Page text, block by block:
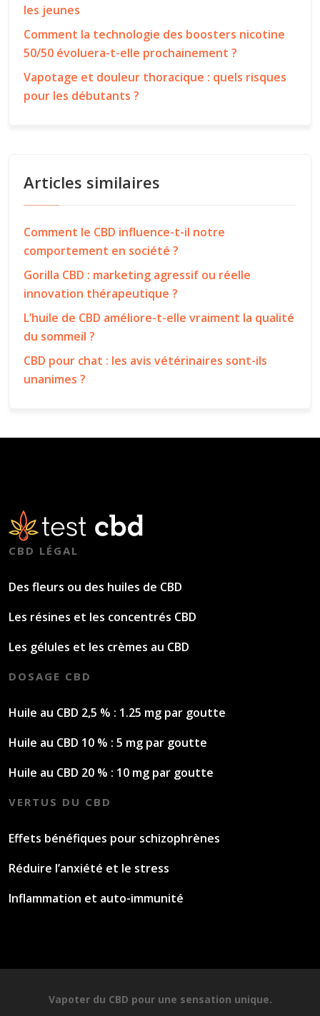
les jeunes
Comment la technologie des boosters nicotine
50/50 évoluera-t-elle prochainement ?
Vapotage et douleur thoracique : quels risques
pour les débutants ?
Articles similaires
Comment le CBD influence-t-il notre
comportement en société ?
Gorilla CBD : marketing agressif ou réelle
innovation thérapeutique ?
L’huile de CBD améliore-t-elle vraiment la qualité
du sommeil ?
CBD pour chat : les avis vétérinaires sont-ils
unanimes ?
CBD LÉGAL
Des fleurs ou des huiles de CBD
Les résines et les concentrés CBD
Les gélules et les crèmes au CBD
DOSAGE CBD
Huile au CBD 2,5 % : 1.25 mg par goutte
Huile au CBD 10 % : 5 mg par goutte
Huile au CBD 20 % : 10 mg par goutte
VERTUS DU CBD
Effets bénéfiques pour schizophrènes
Réduire l’anxiété et le stress
Inflammation et auto-immunité
Vapoter du CBD pour une sensation unique.